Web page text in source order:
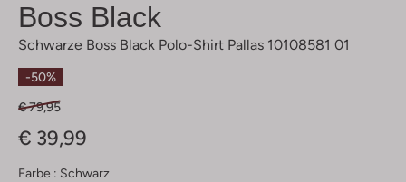
Boss Black
Schwarze Boss Black Polo-Shirt Pallas 10108581 01
-50%
€ 79,95
€ 39,99
Farbe : Schwarz